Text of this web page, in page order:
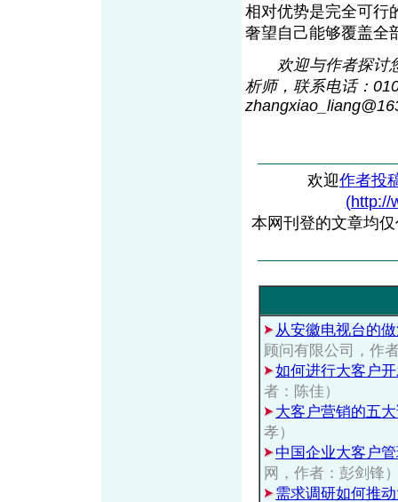
相对优势是完全可行
奢望自己能够覆盖全
欢迎与作者探讨您
析师，联系电话：
zhangxiao_liang@16
欢迎作者投
(http://
本网刊登的文章均
从安徽电视台的
顾问有限公司，作
如何进行大客户
者：陈佳）
大客户营销的五
孝）
中国企业大客户
网，作者：彭剑锋
需求调研如何推